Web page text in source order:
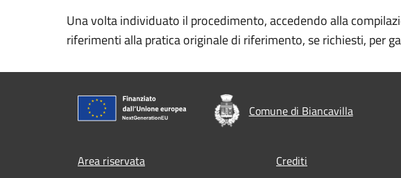
Una volta individuato il procedimento, accedendo alla
riferimenti alla pratica originale di riferimento, se richiesti, per
Comune di Biancavilla
Footer menu
Area riservata Crediti